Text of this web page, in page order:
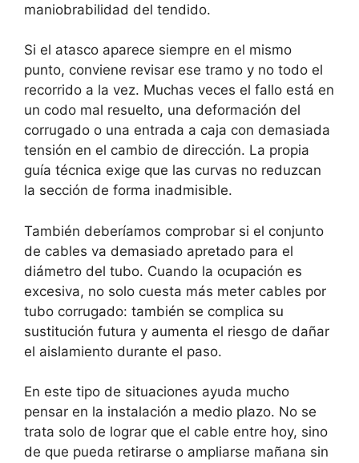
maniobrabilidad del tendido.
Si el atasco aparece siempre en el mismo
punto, conviene revisar ese tramo y no todo el
recorrido a la vez. Muchas veces el fallo está en
un codo mal resuelto, una deformación del
corrugado o una entrada a caja con demasiada
tensión en el cambio de dirección. La propia
guía técnica exige que las curvas no reduzcan
la sección de forma inadmisible.
También deberíamos comprobar si el conjunto
de cables va demasiado apretado para el
diámetro del tubo. Cuando la ocupación es
excesiva, no solo cuesta más meter cables por
tubo corrugado: también se complica su
sustitución futura y aumenta el riesgo de dañar
el aislamiento durante el paso.
En este tipo de situaciones ayuda mucho
pensar en la instalación a medio plazo. No se
trata solo de lograr que el cable entre hoy, sino
de que pueda retirarse o ampliarse mañana sin